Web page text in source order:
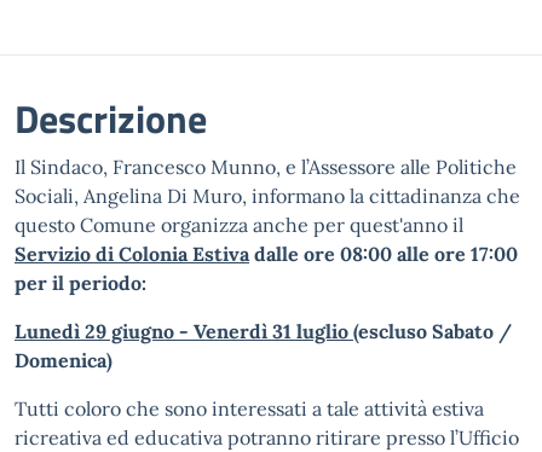
Descrizione
Il Sindaco, Francesco Munno, e l’Assessore alle Politiche
Sociali, Angelina Di Muro, informano la cittadinanza che
questo Comune organizza anche per quest'anno il
Servizio di Colonia Estiva dalle ore 08:00 alle ore 17:00
per il periodo:
Lunedì 29 giugno - Venerdì 31 luglio (escluso Sabato /
Domenica)
Tutti coloro che sono interessati a tale attività estiva
ricreativa ed educativa potranno ritirare presso l’Ufficio